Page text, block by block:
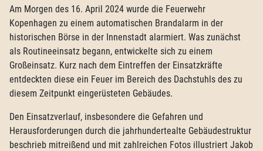
Am Morgen des 16. April 2024 wurde die Feuerwehr
Kopenhagen zu einem automatischen Brandalarm in der
historischen Börse in der Innenstadt alarmiert. Was zunächst
als Routineeinsatz begann, entwickelte sich zu einem
Großeinsatz. Kurz nach dem Eintreffen der Einsatzkräfte
entdeckten diese ein Feuer im Bereich des Dachstuhls des zu
diesem Zeitpunkt eingerüsteten Gebäudes.
Den Einsatzverlauf, insbesondere die Gefahren und
Herausforderungen durch die jahrhundertealte Gebäudestruktur
beschrieb mitreißend und mit zahlreichen Fotos illustriert Jakob